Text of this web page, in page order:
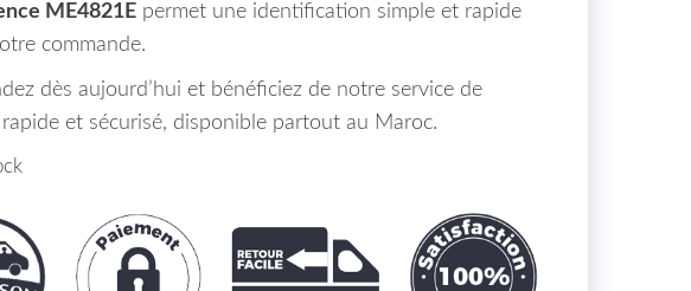
ME4821Epermet une identification simple et rapide
commande.
dès aujourd’hui et bénéficiez de notre service de
rapide et sécurisé, disponible partout au Maroc.